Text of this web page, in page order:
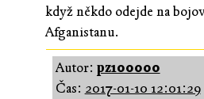
když někdo odejde na
Afganistanu.
Autor: pz100000
Čas: 2017-01-10 12:01:29